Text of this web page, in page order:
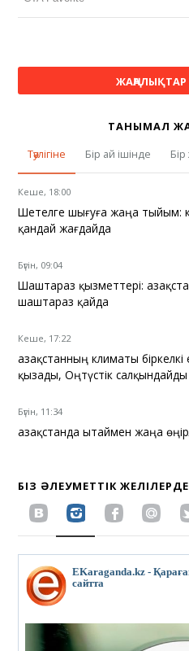
ЖАҢАЛЫҚТАР
ТАНЫМАЛ
Тәулігіне
Бір ай ішінде
Кеше, 18:00
Шетелге шығуға жаңа тыйым:
қандай жағдайда
Бүгін, 09:04
Шаштараз қызметтері:
шаштараз қайда
Кеше, 17:22
Қазақстанның климаты
қызады, Оңтүстік салқындайды
Бүгін, 11:34
Қазақстанда Қытаймен жаңа
БІЗ ӘЛЕУМЕТТІК ЖЕЛІЛЕРДЕ
EKaraganda.kz -
сайтта